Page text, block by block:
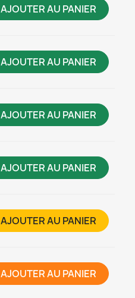
AJOUTER AU PANIER
AJOUTER AU PANIER
AJOUTER AU PANIER
AJOUTER AU PANIER
AJOUTER AU PANIER
AJOUTER AU PANIER